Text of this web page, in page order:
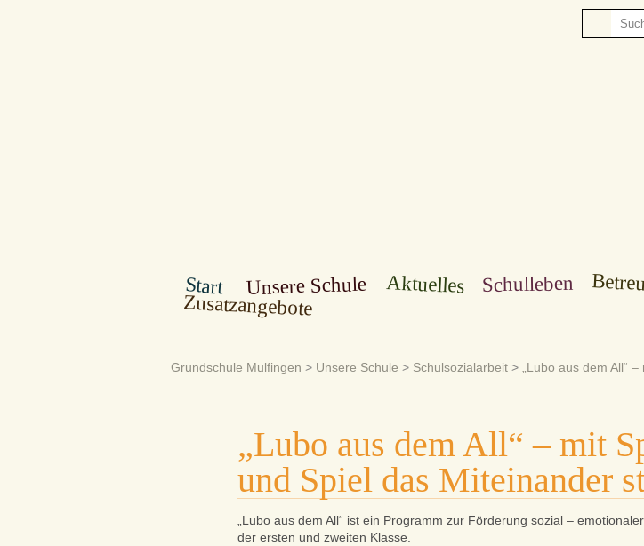
Start Unsere Schule Aktuelles Schulleben
Zusatzangebote
Grundschule Mulfingen > Unsere Schule > Schulsozialarbeit > „Lubo aus dem All“
„Lubo aus dem All“ – mit
und Spiel das Miteinander
„Lubo aus dem All“ ist ein Programm zur Förderung sozial –
der ersten und zweiten Klasse.